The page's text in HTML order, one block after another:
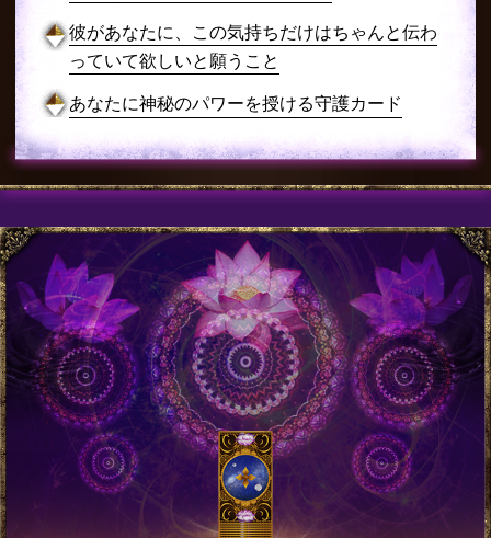
彼があなたに、この気持ちだけはちゃんと伝わ
っていて欲しいと願うこと
あなたに神秘のパワーを授ける守護カード